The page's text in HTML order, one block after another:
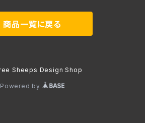
商品一覧に戻る
Sheeps Design Shop
Powered by